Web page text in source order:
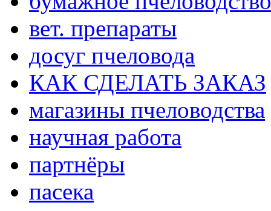
вет. препараты
досуг пчеловода
КАК СДЕЛАТЬ ЗАКАЗ
магазины пчеловодства
научная работа
партнёры
пасека